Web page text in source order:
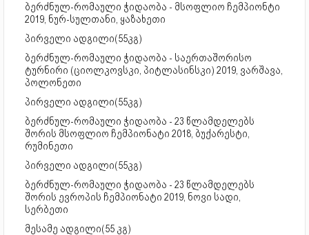
ბერძნულ-რომაული ჭიდაობა - მსოფლიო ჩემპიონტი
2019, ნურ-სულთანი, ყაზახეთი
პირველი ადგილი(55კგ)
ბერძნულ-რომაული ჭიდაობა - საერთაშორისო
ტურნირი (ციოლკოვსკი, პიტლასინსკი) 2019, ვარშავა,
პოლონეთი
პირველი ადგილი(55კგ)
ბერძნულ-რომაული ჭიდაობა - 23 წლამდელებს
შორის მსოფლიო ჩემპიონატი 2018, ბუქარესტი,
რუმინეთი
პირველი ადგილი(55კგ)
ბერძნულ-რომაული ჭიდაობა - 23 წლამდელებს
შორის ევროპის ჩემპიონატი 2019, ნოვი სადი,
სერბეთი
მესამე ადგილი(55 კგ)